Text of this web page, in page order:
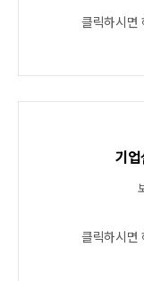
클릭하시면
기
클릭하시면